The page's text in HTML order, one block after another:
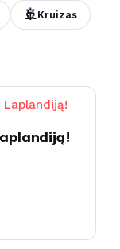
🚢Kruizas